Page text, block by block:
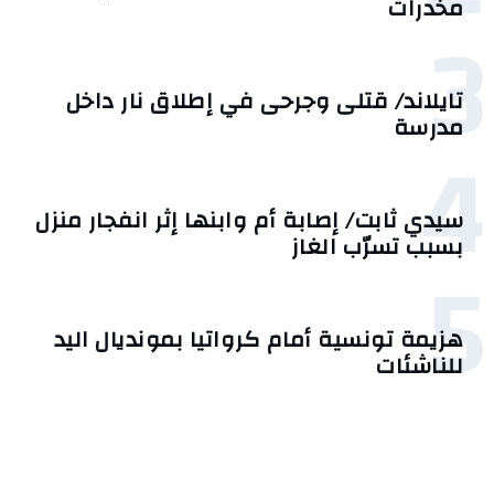
مخدرات
3
تايلاند/ قتلى وجرحى في إطلاق نار داخل
مدرسة
4
سيدي ثابت/ إصابة أم وابنها إثر انفجار منزل
بسبب تسرّب الغاز
5
هزيمة تونسية أمام كرواتيا بمونديال اليد
للناشئات